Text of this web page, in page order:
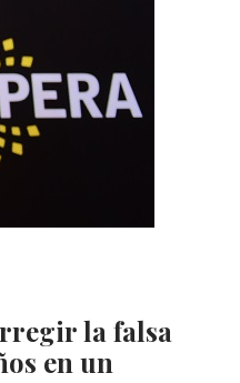
la falsa
en un